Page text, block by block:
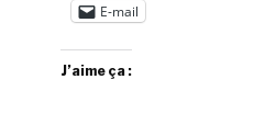
E-mail
J’aime ça :